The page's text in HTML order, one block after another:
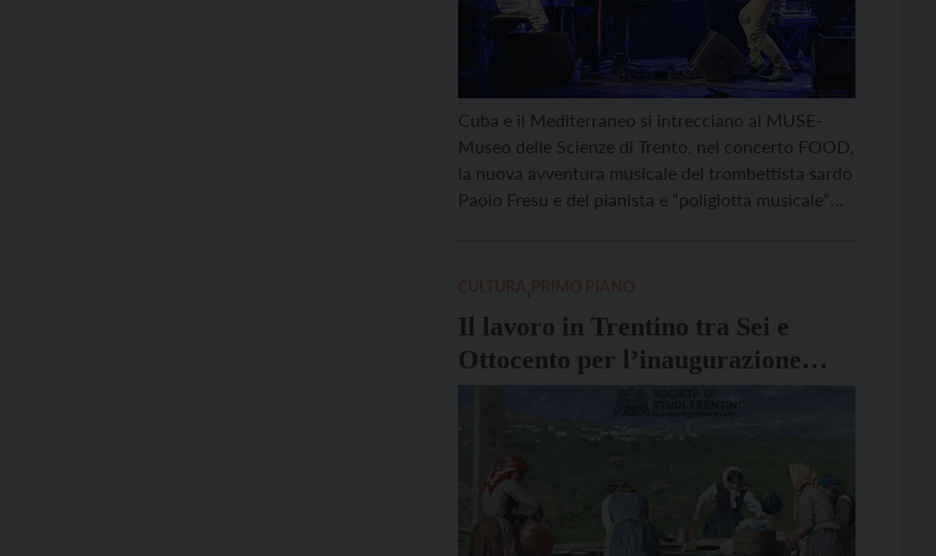
Cuba e il Mediterraneo si intrecciano al MUSE-
Museo delle Scienze di Trento, nel concerto FOOD,
la nuova avventura musicale del trombettista sardo
Paolo Fresu e del pianista e “poliglotta musicale”
,
Il lavoro in Trentino tra Sei e
Ottocento per l’inaugurazione
dell’anno sociale della Società di
Studi Trentini di Scienze Storiche